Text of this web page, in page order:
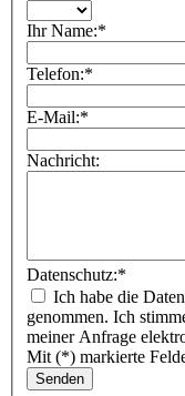
Ihr Name:*
Telefon:*
E-Mail:*
Nachricht:
Datenschutz:*
genommen. Ich
meiner Anfrage
Mit (*) markierte